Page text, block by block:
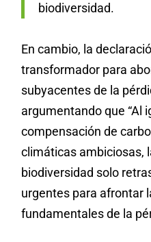
biodiversidad.
En cambio, la
transformador para
subyacentes de la
argumentando que “Al
compensación de
climáticas ambiciosas,
biodiversidad solo
urgentes para afrontar
fundamentales de la